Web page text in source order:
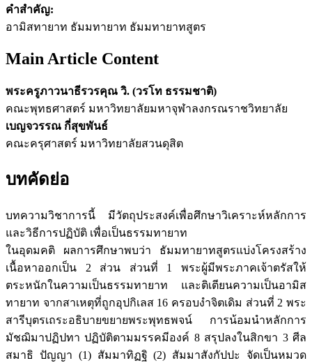
คำสำคัญ:
อามิสทายาท ธัมมทายาท ธัมมทายาทสูตร
Main Article Content
พระครูภาวนาธีรวรคุณ วิ. (วรโท ธรรมชาติ)
คณะพุทธศาสตร์ มหาวิทยาลัยมหาจุฬาลงกรณราชวิทยาลัย
เบญจวรรณ กี่สุขพันธ์
คณะครุศาสตร์ มหาวิทยาลัยสวนดุสิต
บทคัดย่อ
บทความวิชาการนี้ มีวัตถุประสงค์เพื่อศึกษาวิเคราะห์หลักการ
และวิธีการปฏิบัติ เพื่อเป็นธรรมทายาท
ในอุดมคติ ผลการศึกษาพบว่า ธัมมทายาทสูตรแบ่งโครงสร้าง
เนื้อหาออกเป็น 2 ส่วน ส่วนที่ 1 พระผู้มีพระภาคเจ้าตรัสให้
ตระหนักในความเป็นธรรมทายาท และติเตียนความเป็นอามิส
ทายาท จากสาเหตุที่ถูกอุปกิเลส 16 ครอบงำจิตเดิม ส่วนที่ 2 พระ
สารีบุตรเถระอธิบายขยายพระพุทธพจน์ การน้อมนำหลักการ
มัชฌิมาปฏิปทา ปฏิบัติตามมรรคมีองค์ 8 สรุปลงในสิกขา 3 ศีล
สมาธิ ปัญญา (1) สัมมาทิฏฐิ (2) สัมมาสังกัปปะ จัดเป็นหมวด